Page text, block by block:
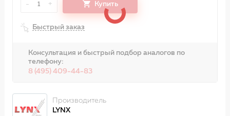
- 1 + Купить
Быстрый заказ
Консультация и быстрый подбор аналогов по
телефону:
8 (495) 409-44-83
Производитель
LYNX